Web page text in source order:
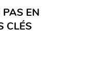
EN
CLÉS